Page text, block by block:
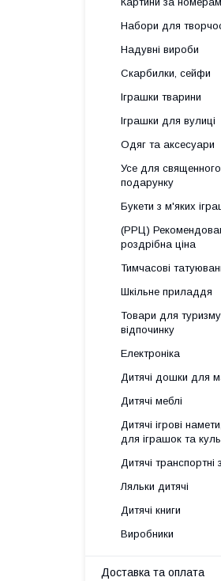
Набори для
Надувні вироби
Скарбилки, сейфи
Іграшки тварини
Іграшки для вулиці
Одяг та аксесуари
Усе для
подарунку
Букети з м'яких
(РРЦ)
роздрібна ціна
Тимчасові
Шкільне приладдя
Товари для
відпочинку
Електроніка
Дитячі дошки для
Дитячі меблі
Дитячі ігрові
для іграшок та
Дитячі транспортні
Ляльки дитячі
Дитячі книги
Виробники
Доставка та оплата